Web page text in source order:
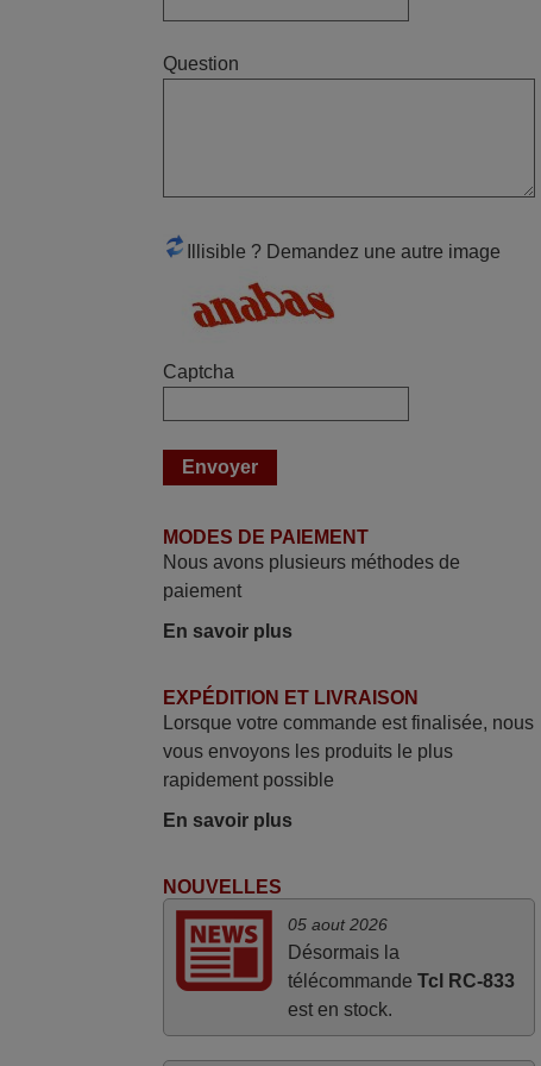
Je suis très content de cet achat. Cette
télécommande est d'une efficacité
étonnante. Alors que la télécommande
(probablement le LED à changer), et que
donner une seconde vie à mes deux
Tout bien.
Pascal,
FRANCE
effectuée a 13h30est deja traitée et
expédiée Je vous en remercie d’avance
et attend la réception Encore merci
Jacqueline,
Question
Illisible ? Demandez une autre image
Captcha
MODES DE PAIEMENT
Nous avons plusieurs méthodes de
paiement
En savoir plus
EXPÉDITION ET LIVRAISON
Lorsque votre commande est finalisée, nous
vous envoyons les produits le plus
rapidement possible
En savoir plus
NOUVELLES
05 aout 2026
Désormais la
télécommande Tcl RC-833
est en stock.